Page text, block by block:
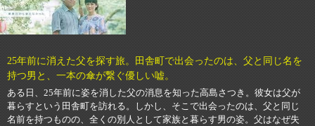
25年前に消えた父を探す旅。田舎町で出会ったのは、父と同じ名を
持つ男と、一本の傘が繋ぐ優しい嘘。
ある日、25年前に姿を消した父の消息を知った高島さつき。彼女は父が
暮らすという田舎町を訪れる。しかし、そこで出会ったのは、父と同じ
名前を持つものの、全くの別人として家族と暮らす男の姿。父はなぜ失